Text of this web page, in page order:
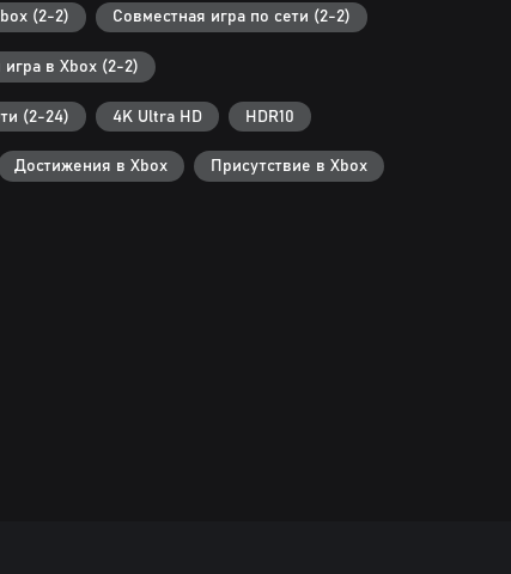
(2-2) Совместная игра по сети (2-2)
игра в Xbox (2-2)
(2-24) 4K Ultra HD HDR10
Достижения в Xbox Присутствие в Xbox